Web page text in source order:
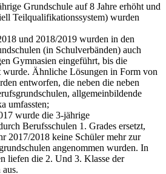
Grundschule auf 8 Jahre erhöht und
Teilqualifikationssystem) wurden
und 2018/2019 wurden in den
(in Schulverbänden) auch
Gymnasien eingeführt, bis die
wurde. Ähnliche Lösungen in Form von
entworfen, die neben die neben
allgemeinbildende
umfassten;
wurde die 3-jährige
Berufsschulen 1. Grades ersetzt,
2017/2018 keine Schüler mehr zur
angenommen wurden. In
liefen die 2. Und 3. Klasse der